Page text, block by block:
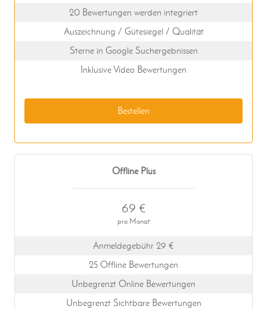
20 Bewertungen werden integriert
Auszeichnung / Gütesiegel / Qualität
Sterne in Google Suchergebnissen
Inklusive Video Bewertungen
Bestellen
Offline Plus
69 €
pro Monat
Anmeldegebühr 29 €
25 Offline Bewertungen
Unbegrenzt Online Bewertungen
Unbegrenzt Sichtbare Bewertungen